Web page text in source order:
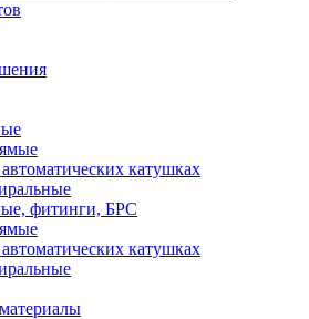
катушках
фитинги, БРС
катушках